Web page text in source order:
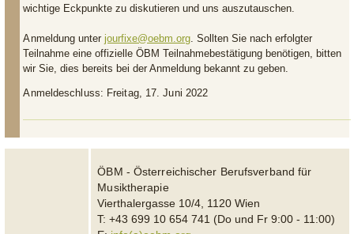
wichtige Eckpunkte zu diskutieren und uns auszutauschen.
Anmeldung unterjourfixe@oebm.org. Sollten Sie nach erfolgter
Teilnahme eine offizielle ÖBM Teilnahmebestätigung benötigen, bitten
wir Sie, dies bereits bei der Anmeldung bekannt zu geben.
Anmeldeschluss: Freitag, 17. Juni 2022
ÖBM - Österreichischer Berufsverband für
Musiktherapie
Vierthalergasse 10/4, 1120 Wien
T: +43 699 10 654 741 (Do und Fr 9:00 - 11:00)